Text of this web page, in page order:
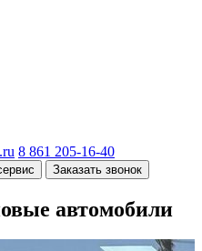
8 861 205-16-40
Заказать звонок
автомобили